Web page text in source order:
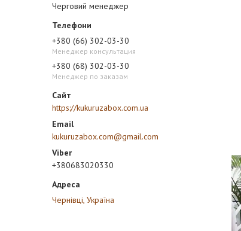
Черговий менеджер
+380 (66) 302-03-30
Менеджер консультация
+380 (68) 302-03-30
Менеджер по заказам
https://kukuruzabox.com.ua
kukuruzabox.com@gmail.com
+380683020330
Чернівці, Україна